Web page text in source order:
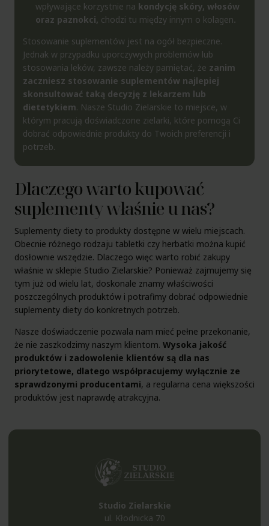
wpływające korzystnie na kondycję skóry, włosów
oraz paznokci, chodzi tu między innym o kolagen.
Stosowanie suplementów jest na ogół bezpieczne.
Jednak w przypadku uporczywych problemów lub
stosowania leków, zawsze należy pamiętać, że zanim
zaczniesz stosowanie suplementów najlepiej
skonsultować taką decyzję z lekarzem lub
dietetykiem. Nasze Studio Zielarskie to miejsce, w
którym pracują doświadczone zielarki, które pomogą Ci
dobrać odpowiednie produkty do Twoich preferencji i
potrzeb.
Dlaczego warto kupować
suplementy właśnie u nas?
Suplementy diety to produkty dostępne w wielu miejscach.
Obecnie różnego rodzaju tabletki czy herbatki można kupić
dosłownie wszędzie. Dlaczego więc warto robić zakupy
właśnie w sklepie Studio Zielarskie? Ponieważ zajmujemy się
tym już od wielu lat, doskonale znamy właściwości
poszczególnych produktów i potrafimy dobrać odpowiednie
suplementy diety do konkretnych potrzeb.
Nasze doświadczenie pozwala nam mieć pełne przekonanie,
że nie zaszkodzimy naszym klientom. Wysoka jakość
produktów i zadowolenie klientów są dla nas
priorytetowe, dlatego współpracujemy wyłącznie ze
sprawdzonymi producentami, a regularna cena większości
produktów jest naprawdę atrakcyjna.
Studio Zielarskie
ul. Kłodnicka 70